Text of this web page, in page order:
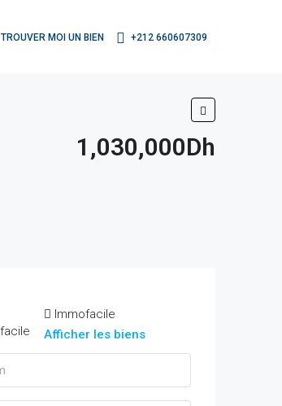
TROUVER MOI UN BIEN +212 660607309
1,030,000Dh
Immofacile
Afficher les biens